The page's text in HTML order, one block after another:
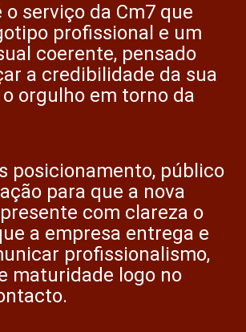
o serviço da Cm7 que
profissional e um
coerente, pensado
a credibilidade da sua
orgulho em torno da
posicionamento, público
para que a nova
com clareza o
a empresa entrega e
profissionalismo,
maturidade logo no